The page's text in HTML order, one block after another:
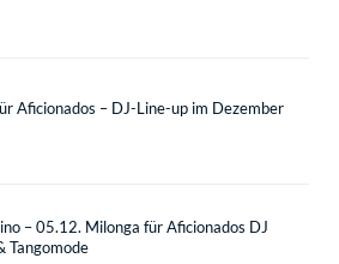
Aficionados – DJ-Line-up im Dezember
– 05.12. Milonga für Aficionados DJ
Tangomode